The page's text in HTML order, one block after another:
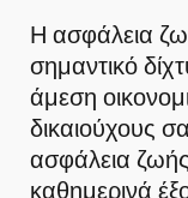
Η ασφάλεια
σημαντικό
άμεση
δικαιούχους
ασφάλεια
καθημερινά